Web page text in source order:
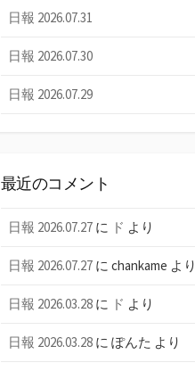
日報 2026.07.31
日報 2026.07.30
日報 2026.07.29
最近のコメント
日報 2026.07.27 に ド より
日報 2026.07.27 に chankame より
日報 2026.03.28 に ド より
日報 2026.03.28 に ぽんた より